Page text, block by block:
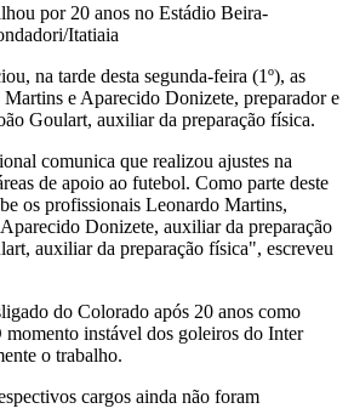
por 20 anos no Estádio Beira-
Itatiaia
na tarde desta segunda-feira (1º), as
Martins e Aparecido Donizete, preparador e
Goulart, auxiliar da preparação física.
comunica que realizou ajustes na
de apoio ao futebol. Como parte deste
os profissionais Leonardo Martins,
Donizete, auxiliar da preparação
auxiliar da preparação física", escreveu
do Colorado após 20 anos como
instável dos goleiros do Inter
o trabalho.
cargos ainda não foram